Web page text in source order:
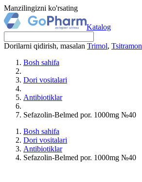
Manzilingizni ko'rsating
Katalog
Dorilarni qidirish, masalan Trimol, Tsitramon
Bosh sahifa
Dori vositalari
Antibiotiklar
Sefazolin-Belmed por. 1000mg №40
Bosh sahifa
Dori vositalari
Antibiotiklar
Sefazolin-Belmed por. 1000mg №40